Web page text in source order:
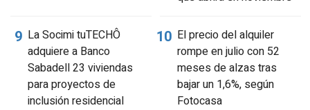
La Socimi tuTECHÔ
adquiere a Banco
Sabadell 23 viviendas
para proyectos de
inclusión residencial
El precio del alquiler
rompe en julio con 52
meses de alzas tras
bajar un 1,6%, según
Fotocasa